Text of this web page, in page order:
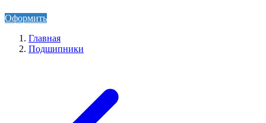
Оформить
Главная
Подшипники